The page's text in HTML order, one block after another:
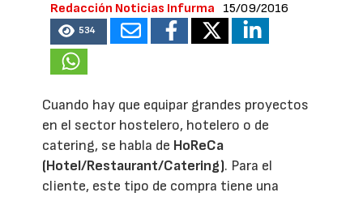
Redacción Noticias Infurma 15/09/2016
534
Cuando hay que equipar grandes proyectos
en el sector hostelero, hotelero o de
catering, se habla de HoReCa
(Hotel/Restaurant/Catering). Para el
cliente, este tipo de compra tiene una